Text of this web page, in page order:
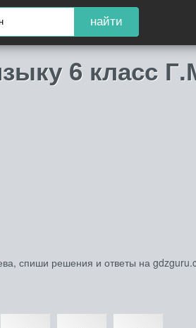
найти
6 класс
спиши решения и ответы на